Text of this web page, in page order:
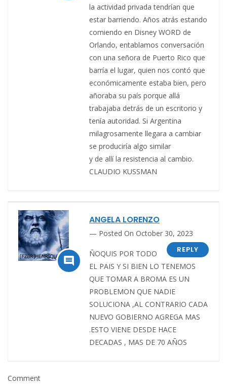
la actividad privada tendrían que
estar barriendo. Años atrás estando
comiendo en Disney WORD de
Orlando, entablamos conversación
con una señora de Puerto Rico que
barría el lugar, quien nos contó que
económicamente estaba bien, pero
añoraba su país porque allá
trabajaba detrás de un escritorio y
tenía autoridad. Si Argentina
milagrosamente llegara a cambiar
se produciría algo similar
y de allí la resistencia al cambio.
CLAUDIO KUSSMAN

ANGELA LORENZO
Posted On October 30, 2023
REPLY
ÑOQUIS POR TODO
EL PAIS Y SI BIEN LO TENEMOS
QUE TOMAR A BROMA ES UN
PROBLEMON QUE NADIE
SOLUCIONA ,AL CONTRARIO CADA
NUEVO GOBIERNO AGREGA MAS
.ESTO VIENE DESDE HACE
DECADAS , MAS DE 70 AÑOS
Comment